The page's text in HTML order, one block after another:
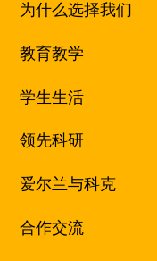
为什么选择我们
教育教学
学生生活
领先科研
爱尔兰与科克
合作交流